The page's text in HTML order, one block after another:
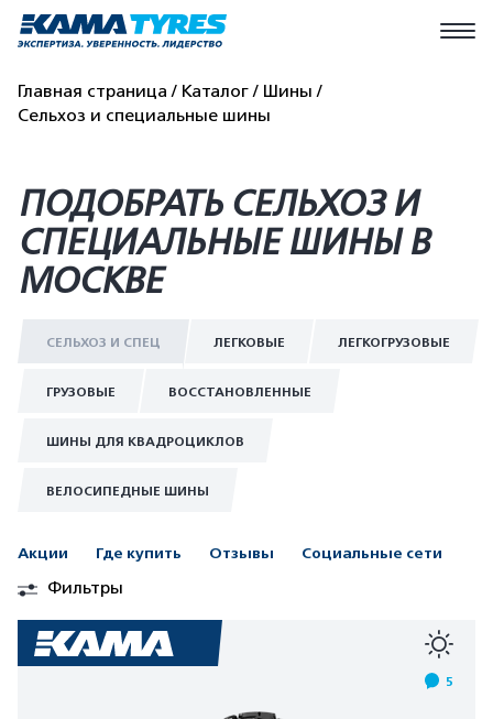
Главная страница Каталог
Шины
Сельхоз и специальные шины
ПОДОБРАТЬ СЕЛЬХОЗ И
СПЕЦИАЛЬНЫЕ ШИНЫ В
МОСКВЕ
СЕЛЬХОЗ И СПЕЦ ЛЕГКОВЫЕ ЛЕГКОГРУЗОВЫЕ
ГРУЗОВЫЕ ВОССТАНОВЛЕННЫЕ
ШИНЫ ДЛЯ КВАДРОЦИКЛОВ
ВЕЛОСИПЕДНЫЕ ШИНЫ
Акции Где купить Отзывы Социальные сети
Фильтры
5